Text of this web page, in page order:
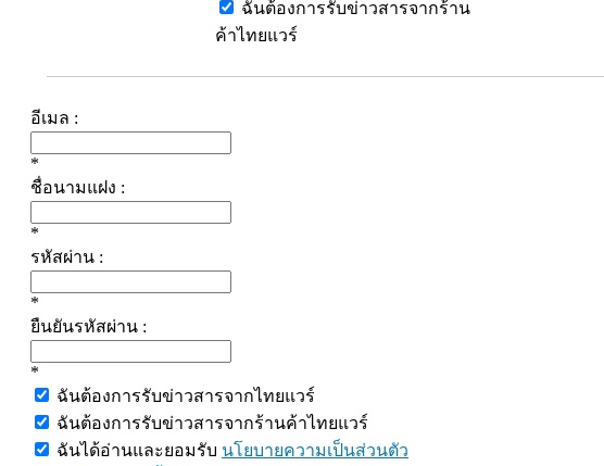
ฉันต้องการรับข่าวสารจากร้าน
ค้าไทยแวร์
อีเมล :
*
ชื่อนามแฝง :
*
รหัสผ่าน :
*
ยืนยันรหัสผ่าน :
*
ฉันต้องการรับข่าวสารจากไทยแวร์
ฉันต้องการรับข่าวสารจากร้านค้าไทยแวร์
ฉันได้อ่านและยอมรับ นโยบายความเป็นส่วนตัว